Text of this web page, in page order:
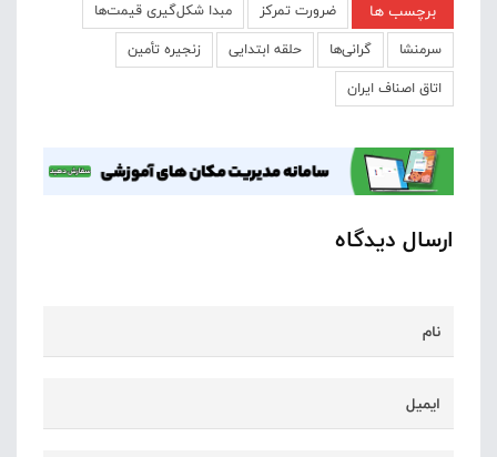
برچسب ها ضرورت تمرکز
مبدا شکل‌گیری قیمت‌ها
سرمنشا
گرانی‌ها حلقه ابتدایی
زنجیره تأمین
اتاق اصناف ایران
ارسال دیدگاه